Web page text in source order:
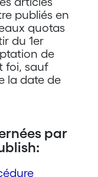
publiés en
quotas
du 1er
de
foi, sauf
la date de
par